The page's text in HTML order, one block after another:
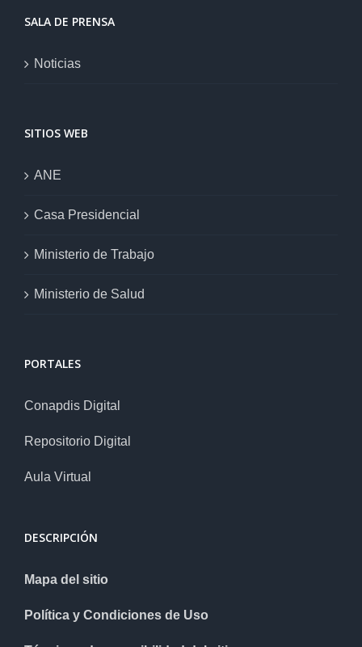
SALA DE PRENSA
Noticias
SITIOS WEB
ANE
Casa Presidencial
Ministerio de Trabajo
Ministerio de Salud
PORTALES
Conapdis Digital
Repositorio Digital
Aula Virtual
DESCRIPCIÓN
Mapa del sitio
Política y Condiciones de Uso